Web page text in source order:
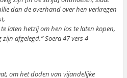
dan de overhand over hen verkregen
laten hetzij om hen los te laten kopen,
afgelegd.” Soera 47 vers 4
om het doden van vijandelijke